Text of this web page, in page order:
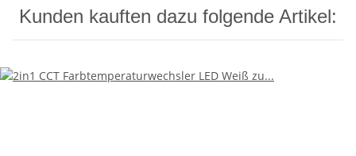
Kunden kauften dazu folgende Artikel: